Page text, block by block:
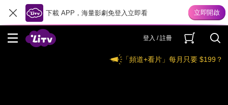
下載 APP，海量影劇免登入立即看
登入 / 註冊
「頻道+看片」每月只要 $199？